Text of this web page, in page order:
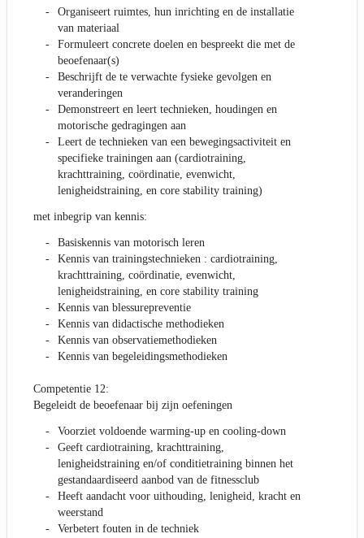
Organiseert ruimtes, hun inrichting en de installatie
van materiaal
Formuleert concrete doelen en bespreekt die met de
beoefenaar(s)
Beschrijft de te verwachte fysieke gevolgen en
veranderingen
Demonstreert en leert technieken, houdingen en
motorische gedragingen aan
Leert de technieken van een bewegingsactiviteit en
specifieke trainingen aan (cardiotraining,
krachttraining, coördinatie, evenwicht,
lenigheidstraining, en core stability training)
met inbegrip van kennis:
Basiskennis van motorisch leren
Kennis van trainingstechnieken : cardiotraining,
krachttraining, coördinatie, evenwicht,
lenigheidstraining, en core stability training
Kennis van blessurepreventie
Kennis van didactische methodieken
Kennis van observatiemethodieken
Kennis van begeleidingsmethodieken
Competentie 12:
Begeleidt de beoefenaar bij zijn oefeningen
Voorziet voldoende warming-up en cooling-down
Geeft cardiotraining, krachttraining,
lenigheidstraining en/of conditietraining binnen het
gestandaardiseerd aanbod van de fitnessclub
Heeft aandacht voor uithouding, lenigheid, kracht en
weerstand
Verbetert fouten in de techniek